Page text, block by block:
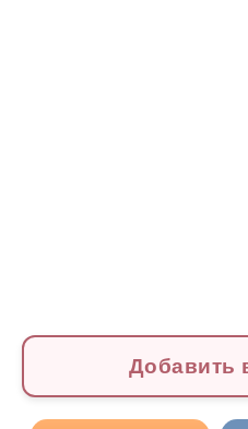
Добавить